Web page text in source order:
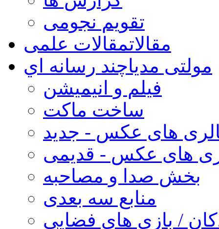
تقویم نجومی
مقالاتمقالات علمی
مولتی مدیاچند رسانه اي
فیلم و انیمیشن
ساخت ماکت
های عکس - جدید
های عکس - قدیمی
بخش صدا و مصاحبه
منابع سه بعدی
/ بازی های فضایی